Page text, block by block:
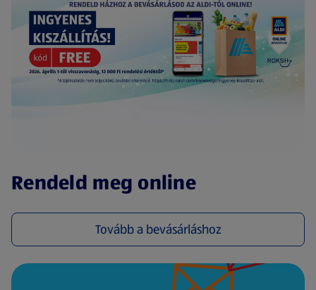
Rendeld meg online
Tovább a bevásárláshoz
(új oldalon nyílik meg)